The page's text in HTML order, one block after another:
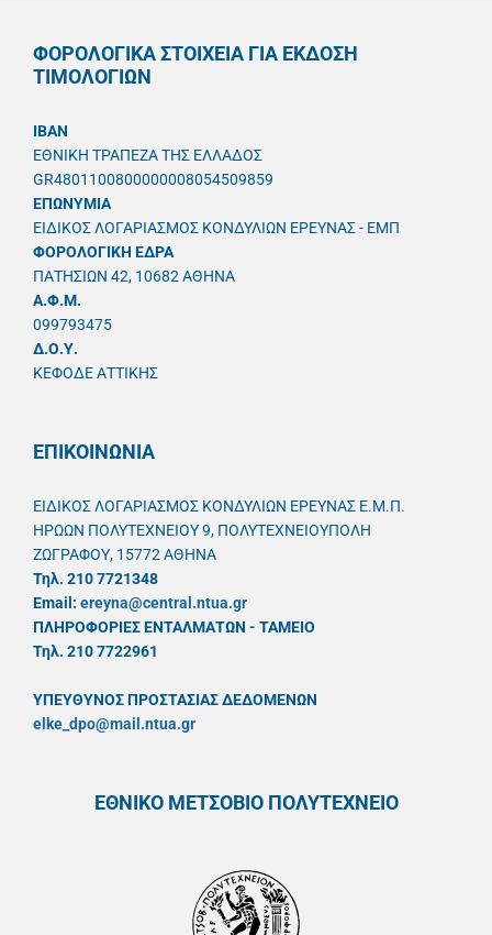
ΦΟΡΟΛΟΓΙΚΑ ΣΤΟΙΧΕΙΑ ΓΙΑ ΕΚΔΟΣΗ
ΤΙΜΟΛΟΓΙΩΝ
IBAN
ΕΘΝΙΚΗ ΤΡΑΠΕΖΑ ΤΗΣ ΕΛΛΑΔΟΣ
GR4801100800000008054509859
ΕΠΩΝΥΜΙΑ
ΕΙΔΙΚΟΣ ΛΟΓΑΡΙΑΣΜΟΣ ΚΟΝΔΥΛΙΩΝ ΕΡΕΥΝΑΣ - ΕΜΠ
ΦΟΡΟΛΟΓΙΚΗ ΕΔΡΑ
ΠΑΤΗΣΙΩΝ 42, 10682 ΑΘΗΝΑ
A.Φ.Μ.
099793475
Δ.Ο.Υ.
ΚΕΦΟΔΕ ΑΤΤΙΚΗΣ
ΕΠΙΚΟΙΝΩΝΙΑ
ΕΙΔΙΚΟΣ ΛΟΓΑΡΙΑΣΜΟΣ ΚΟΝΔΥΛΙΩΝ ΕΡΕΥΝΑΣ Ε.Μ.Π.
ΗΡΩΩΝ ΠΟΛΥΤΕΧΝΕΙΟΥ 9, ΠΟΛΥΤΕΧΝΕΙΟΥΠΟΛΗ
ΖΩΓΡΑΦΟΥ, 15772 ΑΘΗΝΑ
Τηλ. 210 7721348
Email: ereyna@central.ntua.gr
ΠΛΗΡΟΦΟΡΙΕΣ ΕΝΤΑΛΜΑΤΩΝ - ΤΑΜΕΙΟ
Τηλ. 210 7722961
ΥΠΕΥΘYΝΟΣ ΠΡΟΣΤΑΣΙΑΣ ΔΕΔΟΜΕΝΩΝ
elke_dpo@mail.ntua.gr
ΕΘΝΙΚΟ ΜΕΤΣΟΒΙΟ ΠΟΛΥΤΕΧΝΕΙΟ